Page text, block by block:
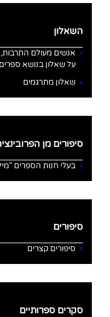
השאלון
אנשים מעולם
על שאלון בנושא ספרים
שאלון מתרגמים
סיפורים מן
בעלי חנות הספרים
סיפורים
סיפורים קצרים
סקרים ספרותיים